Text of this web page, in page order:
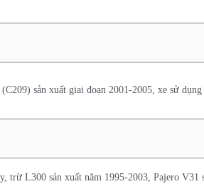
sản xuất giai đoạn 2001-2005, xe sử
trừ L300 sản xuất năm 1995-2003, Pajero